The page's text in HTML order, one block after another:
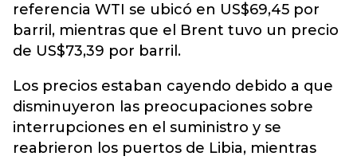
referencia WTI se ubicó en US$69,45 por
barril, mientras que el Brent tuvo un precio
de US$73,39 por barril.
Los precios estaban cayendo debido a que
disminuyeron las preocupaciones sobre
interrupciones en el suministro y se
reabrieron los puertos de Libia, mientras